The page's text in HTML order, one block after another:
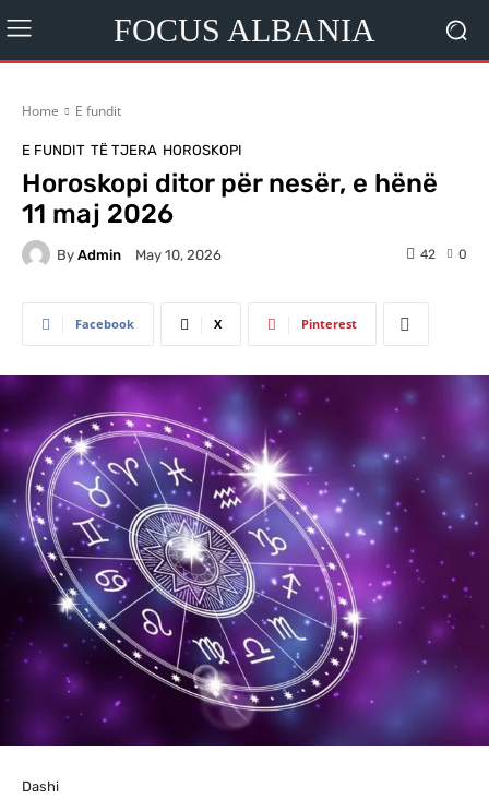
FOCUS ALBANIA
Home E fundit
E FUNDIT TË TJERA HOROSKOPI
Horoskopi ditor për nesër, e hënë
11 maj 2026
By Admin May 10, 2026 0
42
Facebook X Pinterest
Dashi